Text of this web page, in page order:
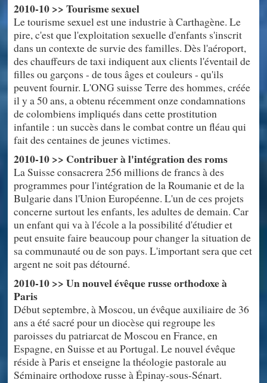
2010-10 >> Tourisme sexuel
Le tourisme sexuel est une industrie à Carthagène. Le
pire, c'est que l'exploitation sexuelle d'enfants s'inscrit
dans un contexte de survie des familles. Dès l'aéroport,
des chauffeurs de taxi indiquent aux clients l'éventail de
filles ou garçons - de tous âges et couleurs - qu'ils
peuvent fournir. L'ONG suisse Terre des hommes, créée
il y a 50 ans, a obtenu récemment onze condamnations
de colombiens impliqués dans cette prostitution
infantile : un succès dans le combat contre un fléau qui
fait des centaines de jeunes victimes.
2010-10 >> Contribuer à l'intégration des roms
La Suisse consacrera 256 millions de francs à des
programmes pour l'intégration de la Roumanie et de la
Bulgarie dans l'Union Européenne. L'un de ces projets
concerne surtout les enfants, les adultes de demain. Car
un enfant qui va à l'école a la possibilité d'étudier et
peut ensuite faire beaucoup pour changer la situation de
sa communauté ou de son pays. L'important sera que cet
argent ne soit pas détourné.
2010-10 >> Un nouvel évêque russe orthodoxe à
Paris
Début septembre, à Moscou, un évêque auxiliaire de 36
ans a été sacré pour un diocèse qui regroupe les
paroisses du patriarcat de Moscou en France, en
Espagne, en Suisse et au Portugal. Le nouvel évêque
réside à Paris et enseigne la théologie pastorale au
Séminaire orthodoxe russe à Épinay-sous-Sénart.